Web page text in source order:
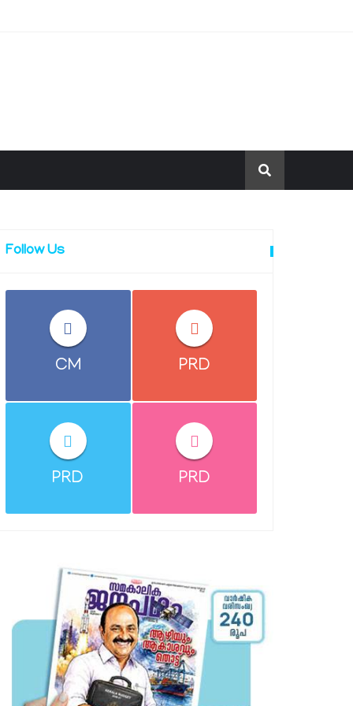
Follow Us
CM PRD
PRD PRD